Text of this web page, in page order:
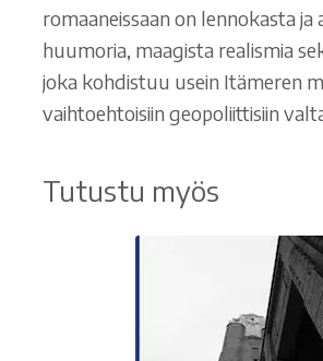
romaaneissaan on lennokasta ja
huumoria, maagista realismia
joka kohdistuu usein Itämeren
vaihtoehtoisiin geopoliittisiin
Tutustu myös